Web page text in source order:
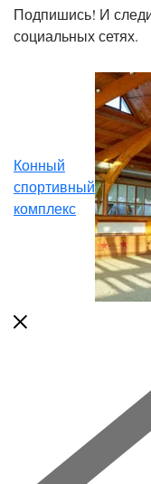
Подпишись! И
социальных сетях.
Конный
спортивный
комплекс